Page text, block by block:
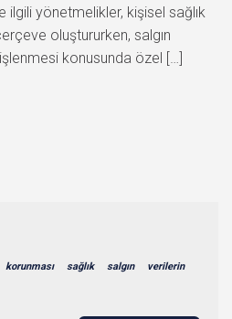
ilgili yönetmelikler, kişisel sağlık
oluştururken, salgın
konusunda özel […]
korunması sağlık salgın verilerin